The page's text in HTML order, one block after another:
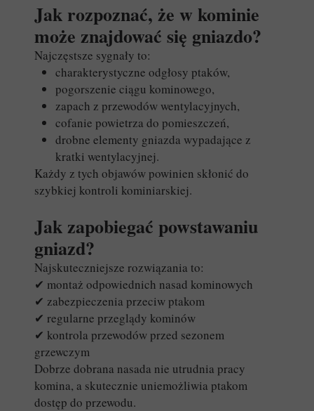
Jak rozpoznać, że w kominie
może znajdować się gniazdo?
Najczęstsze sygnały to:
charakterystyczne odgłosy ptaków,
pogorszenie ciągu kominowego,
zapach z przewodów wentylacyjnych,
cofanie powietrza do pomieszczeń,
drobne elementy gniazda wypadające z
kratki wentylacyjnej.
Każdy z tych objawów powinien skłonić do
szybkiej kontroli kominiarskiej.
Jak zapobiegać powstawaniu
gniazd?
Najskuteczniejsze rozwiązania to:
✔ montaż odpowiednich nasad kominowych
✔ zabezpieczenia przeciw ptakom
✔ regularne przeglądy kominów
✔ kontrola przewodów przed sezonem
grzewczym
Dobrze dobrana nasada nie utrudnia pracy
komina, a skutecznie uniemożliwia ptakom
dostęp do przewodu.